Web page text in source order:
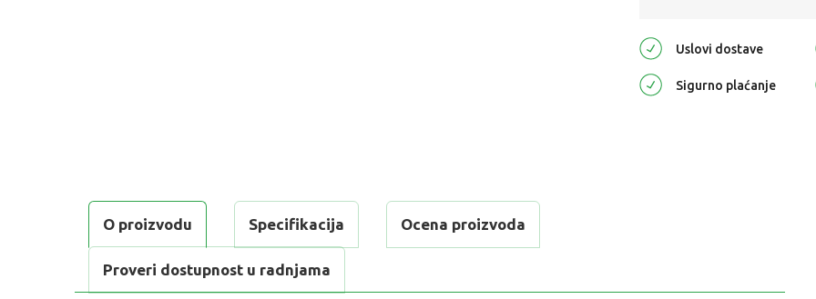
Uslovi dostave
Sigurno plaćanje
O proizvodu Specifikacija Ocena proizvoda
Proveri dostupnost u radnjama